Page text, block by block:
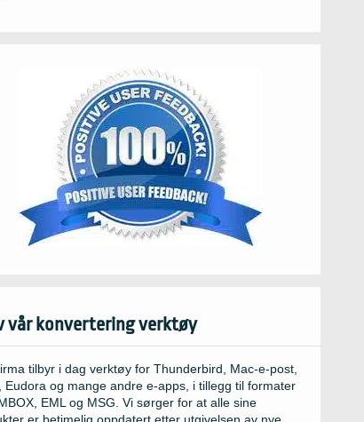
vår konvertering verktøy
tilbyr i dag verktøy for Thunderbird, Mac-e-post,
Eudora og mange andre e-apps, i tillegg til formater
EML og MSG. Vi sørger for at alle sine